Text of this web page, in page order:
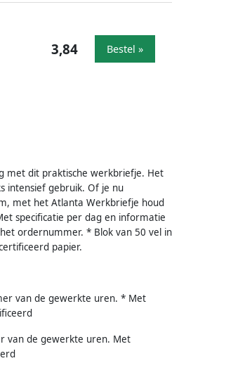
3,84 Bestel »
met dit praktische werkbriefje. Het
intensief gebruik. Of je nu
met het Atlanta Werkbriefje houd
specificatie per dag en informatie
ordernummer. * Blok van 50 vel in
papier.
van de gewerkte uren. * Met
van de gewerkte uren. Met